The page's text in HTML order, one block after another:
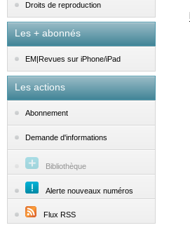
Droits de reproduction
Les + abonnés
EM|Revues sur iPhone/iPad
Les actions
Abonnement
Demande d'informations
Bibliothèque
Alerte nouveaux numéros
Flux RSS